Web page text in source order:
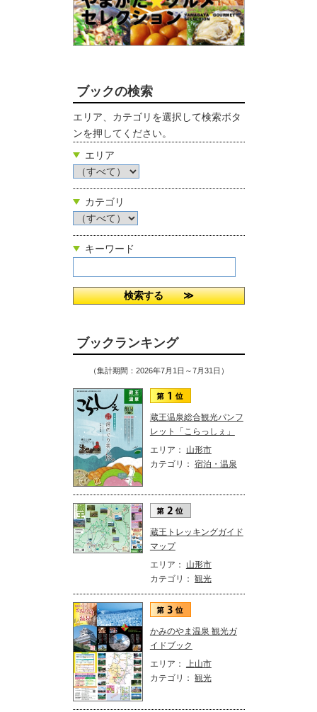
ブックの検索
エリア、カテゴリを選択して検索ボタ
ンを押してください。
エリア
カテゴリ
キーワード
ブックランキング
（集計期間：2026年7月1日～7月31日）
蔵王温泉総合観光パンフ
レット「こらっしぇ」
エリア： 山形市
カテゴリ： 宿泊・温泉
蔵王トレッキングガイド
マップ
エリア： 山形市
カテゴリ： 観光
かみのやま温泉 観光ガ
イドブック
エリア： 上山市
カテゴリ： 観光